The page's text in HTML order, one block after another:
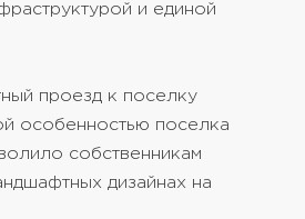
и единой
проезд к поселку
особенностью поселка
собственникам
дизайнах на